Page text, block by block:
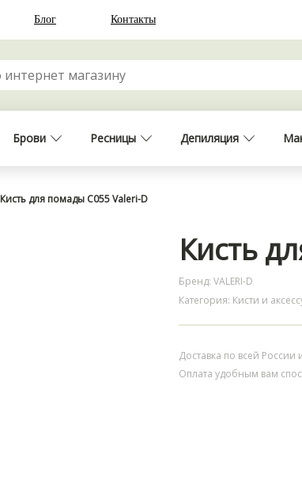
Кисть для помады С055 Valeri-D
Кисть
Бренд: VALERI-D
Категория: Кисти и
Доставка по всей России
Оплата удобным вам
Блог Контакты
Брови Ресницы Депиляция